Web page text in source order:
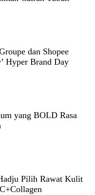
dan Shopee
Hyper Brand Day
yang BOLD Rasa
Pilih Rawat Kulit